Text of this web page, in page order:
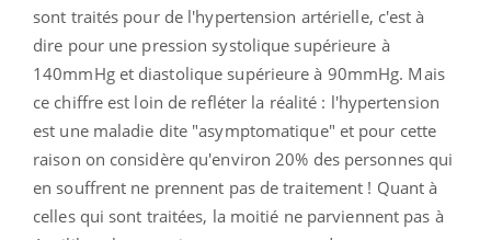
sont traités pour de l'hypertension artérielle, c'est à
dire pour une pression systolique supérieure à
140mmHg et diastolique supérieure à 90mmHg. Mais
ce chiffre est loin de refléter la réalité : l'hypertension
est une maladie dite "asymptomatique" et pour cette
raison on considère qu'environ 20% des personnes qui
en souffrent ne prennent pas de traitement ! Quant à
celles qui sont traitées, la moitié ne parviennent pas à